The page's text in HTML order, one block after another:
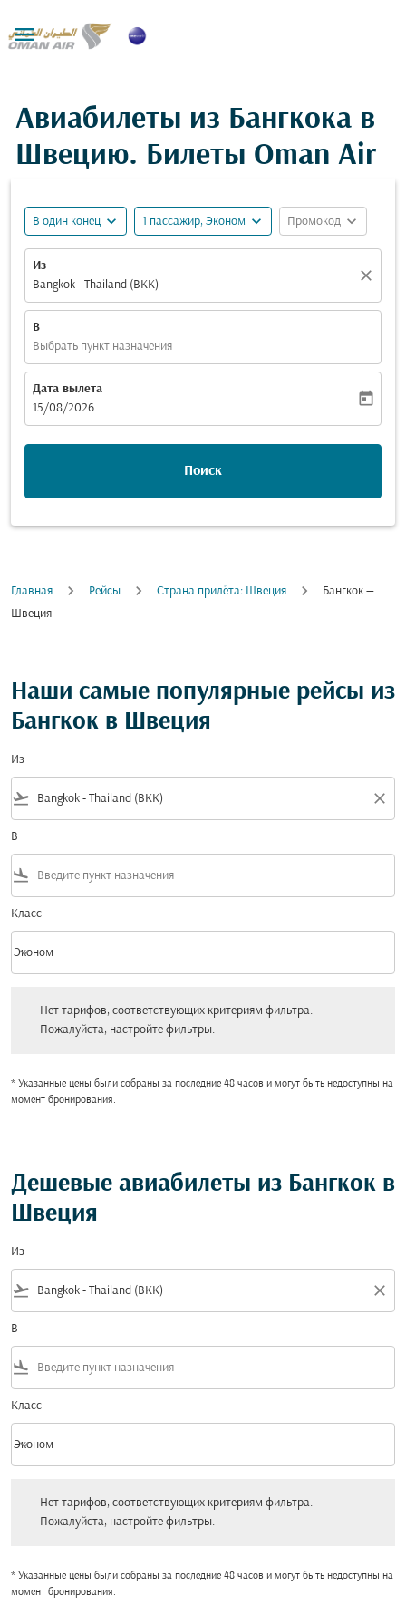

Авиабилеты из Бангкока в
Швецию. Билеты Oman Air
В один конец expand_more 1 пассажир, Эконом expand_more Промокод expand_more
Из
Bangkok - Thailand (BKK)
close
В
Выбрать пункт назначения
Дата вылета
fc-booking-departure-date-aria-label
15/08/2026
today
Поиск
Главная Рейсы Cтрана прилёта: Швеция
Бангкок —
Швеция
Наши самые популярные рейсы из
Бангкок в Швеция
Из
flight_takeoff close
В
flight_land
Класс
Класс option Эконом Selected
Эконом
keyboard_arrow_down
Нет тарифов, соответствующих критериям фильтра.
Пожалуйста, настройте фильтры.
* Указанные цены были собраны за последние 48 часов и могут быть недоступны на
момент бронирования.
Дешевые авиабилеты из Бангкок в
Швеция
Из
flight_takeoff close
В
flight_land
Класс
Класс option Эконом Selected
Эконом
keyboard_arrow_down
Нет тарифов, соответствующих критериям фильтра.
Пожалуйста, настройте фильтры.
* Указанные цены были собраны за последние 48 часов и могут быть недоступны на
момент бронирования.